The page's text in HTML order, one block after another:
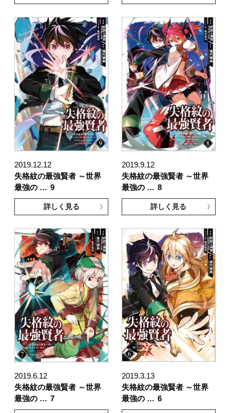
2019.12.12
失格紋の最強賢者 ～世界
最強の … 9
詳しく見る
2019.9.12
失格紋の最強賢者 ～世界
最強の … 8
詳しく見る
2019.6.12
失格紋の最強賢者 ～世界
最強の … 7
2019.3.13
失格紋の最強賢者 ～世界
最強の … 6